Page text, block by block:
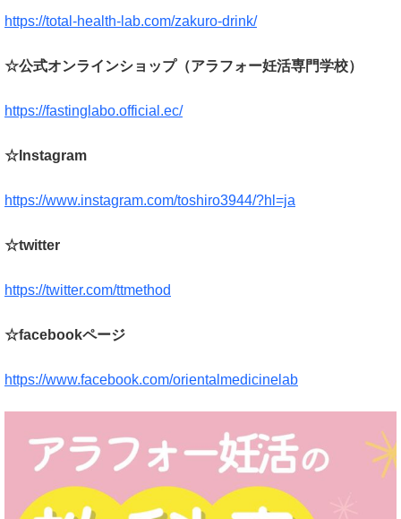
https://total-health-lab.com/zakuro-drink/
☆公式オンラインショップ（アラフォー妊活専門学校）
https://fastinglabo.official.ec/
☆Instagram
https://www.instagram.com/toshiro3944/?hl=ja
☆twitter
https://twitter.com/ttmethod
☆facebookページ
https://www.facebook.com/orientalmedicinelab